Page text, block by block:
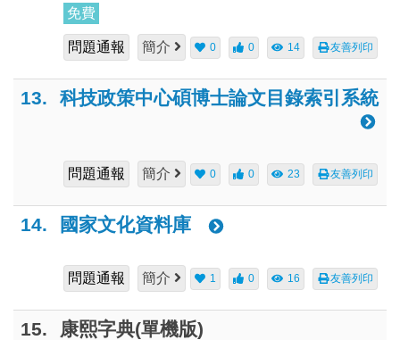
免費
問題通報 簡介 0 0 14 友善列印
13. 科技政策中心碩博士論文目錄索引系統
問題通報 簡介 0 0 23 友善列印
14. 國家文化資料庫
問題通報 簡介 1 0 16 友善列印
15. 康熙字典(單機版)